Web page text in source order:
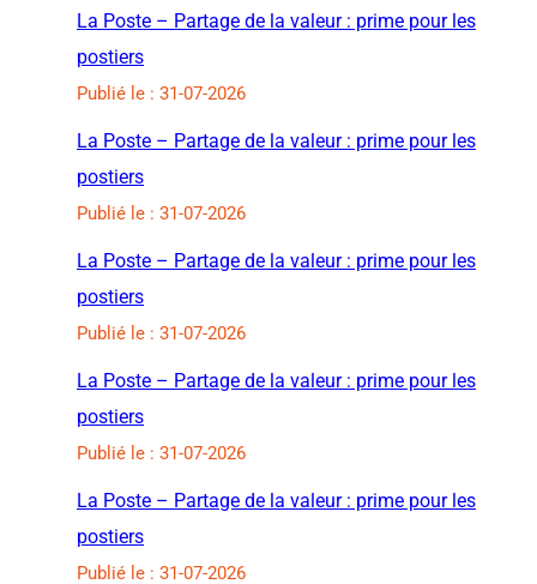
La Poste – Partage de la valeur : prime pour les
postiers
Publié le : 31-07-2026
La Poste – Partage de la valeur : prime pour les
postiers
Publié le : 31-07-2026
La Poste – Partage de la valeur : prime pour les
postiers
Publié le : 31-07-2026
La Poste – Partage de la valeur : prime pour les
postiers
Publié le : 31-07-2026
La Poste – Partage de la valeur : prime pour les
postiers
Publié le : 31-07-2026